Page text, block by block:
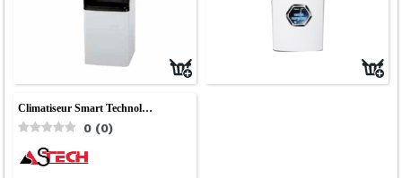
Climatiseur Smart Technol…
0 (0)